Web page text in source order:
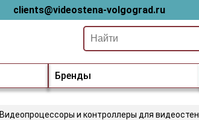
clients@videostena-volgograd.ru
Бренды
Видеопроцессоры и контроллеры для видеостен